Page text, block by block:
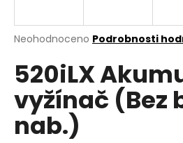
Průměrné
produktu
je
z
5
hvězdiček.
Neohodnoceno Podrobnosti
520iLX
vyžínač (Bez
nab.)
j
t
?